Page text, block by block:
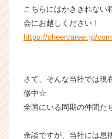
く
就
サ
チ
キ
こちらにはかききれない
会にお越しください！
https://cheercareer.jp/
さて、そんな当社では現
修中☆
全国にいる同期の仲間た
余談ですが、当社には息